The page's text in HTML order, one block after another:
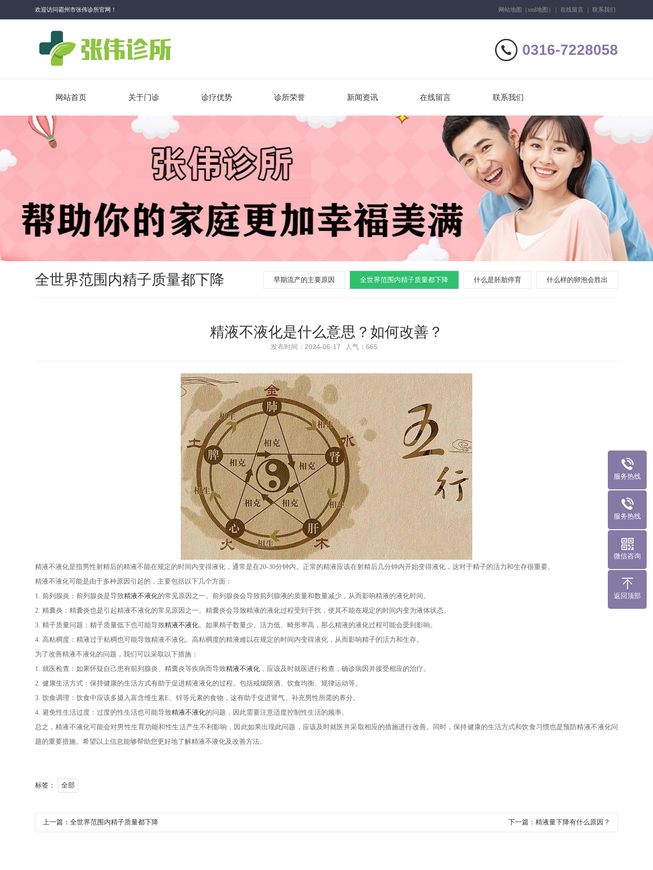
欢迎访问霸州市张伟诊所官网！ 网站地图 （xml地图 ） 在线留言 联系我们
0316-7228058
网站首页 关于门诊 诊疗优势 诊所荣誉 新闻资讯 在线留言 联系我们
全世界范围内精子质量都下降 早期流产的主要原因 全世界范围内精子质量都下降 什么是胚胎停育 什么样的卵泡会胜出
精液不液化是什么意思？如何改善？
发布时间：2024-06-17 人气： 665
精液不液化是指男性射精后的精液不能在规定的时间内变得液化，通常是在20-30分钟内。正常的精液应该在射精后几分钟内开始变得液化，这对于精子的活力和生存很重要。
精液不液化可能是由于多种原因引起的，主要包括以下几个方面：
1. 前列腺炎：前列腺炎是导致精液不液化的常见原因之一。前列腺炎会导致前列腺液的质量和数量减少，从而影响精液的液化时间。
2. 精囊炎：精囊炎也是引起精液不液化的常见原因之一。精囊炎会导致精液的液化过程受到干扰，使其不能在规定的时间内变为液体状态。
3. 精子质量问题：精子质量低下也可能导致精液不液化。如果精子数量少、活力低、畸形率高，那么精液的液化过程可能会受到影响。
4. 高粘稠度：精液过于粘稠也可能导致精液不液化。高粘稠度的精液难以在规定的时间内变得液化，从而影响精子的活力和生存。
为了改善精液不液化的问题，我们可以采取以下措施：
1. 就医检查：如果怀疑自己患有前列腺炎、精囊炎等疾病而导致精液不液化 ，应该及时就医进行检查，确诊病因并接受相应的治疗。
2. 健康生活方式：保持健康的生活方式有助于促进精液液化的过程。包括戒烟限酒、饮食均衡、规律运动等。
3. 饮食调理：饮食中应该多摄入富含维生素E、锌等元素的食物，这有助于促进肾气、补充男性所需的养分。
4. 避免性生活过度：过度的性生活也可能导致精液不液化的问题，因此需要注意适度控制性生活的频率。
总之，精液不液化可能会对男性生育功能和性生活产生不利影响，因此如果出现此问题，应该及时就医并采取相应的措施进行改善。同时，保持健康的生活方式和饮食习惯也是预防精液不液化问
题的重要措施。 希望以上信息能够帮助您更好地了解精液不液化及改善方法。
标签： 全部
上一篇： 全世界范围内精子质量都下降 下一篇： 精液量下降有什么原因？
服务热线
服务热线
微信咨询
返回顶部